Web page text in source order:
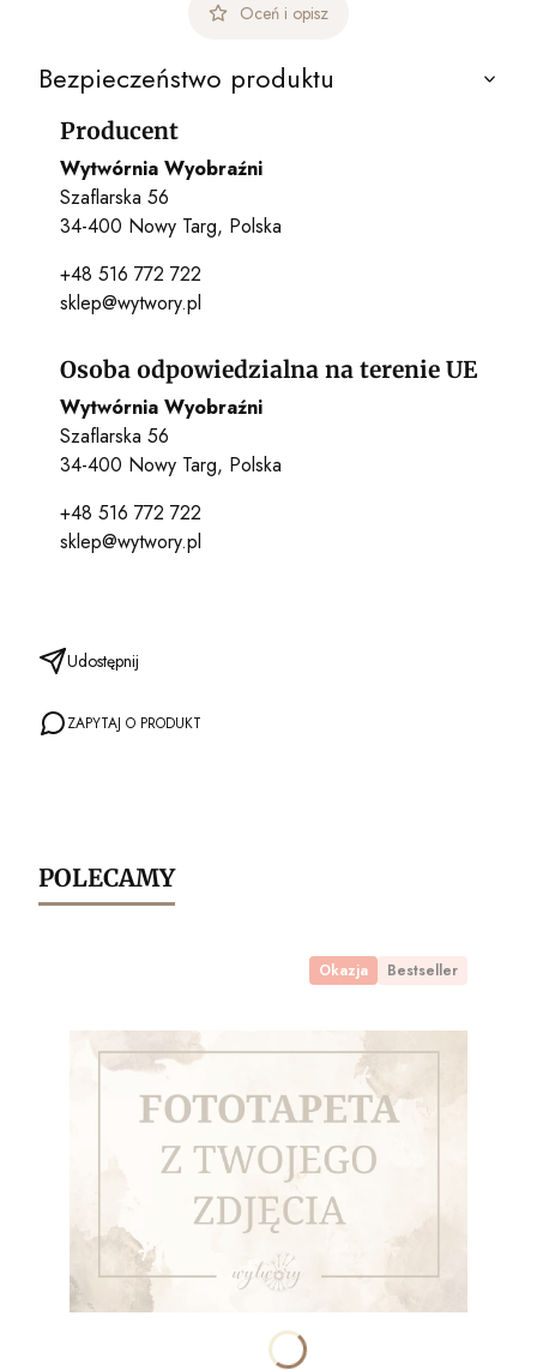
Oceń i opisz
Bezpieczeństwo produktu
Producent
Wytwórnia Wyobraźni
Szaflarska 56
34-400 Nowy Targ, Polska
+48 516 772 722
sklep@wytwory.pl
Osoba odpowiedzialna na terenie UE
Wytwórnia Wyobraźni
Szaflarska 56
34-400 Nowy Targ, Polska
+48 516 772 722
sklep@wytwory.pl
Udostępnij
ZAPYTAJ O PRODUKT
POLECAMY
Okazja Bestseller